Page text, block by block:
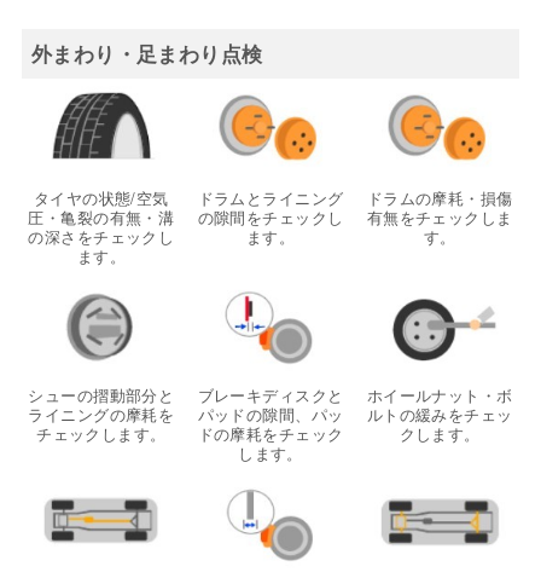
外まわり・足まわり点検
タイヤの状態/空気
圧・亀裂の有無・溝
の深さをチェックし
ます。
ドラムとライニング
の隙間をチェックし
ます。
ドラムの摩耗・損傷
有無をチェックしま
す。
シューの摺動部分と
ライニングの摩耗を
チェックします。
ブレーキディスクと
パッドの隙間、パッ
ドの摩耗をチェック
します。
ホイールナット・ボ
ルトの緩みをチェッ
クします。